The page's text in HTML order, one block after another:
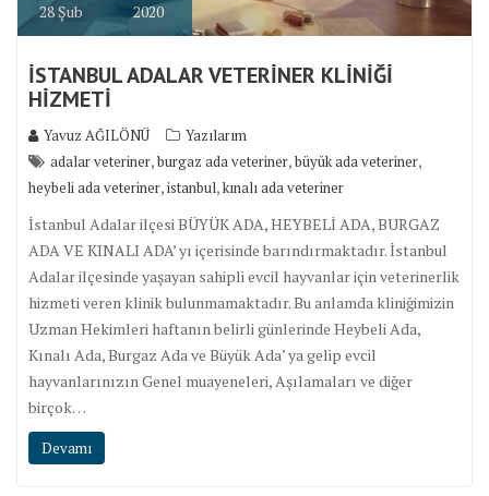
28 Şub 2020
İSTANBUL ADALAR VETERİNER KLİNİĞİ
HİZMETİ
Yavuz AĞILÖNÜ
Yazılarım
adalar veteriner,burgaz ada veteriner,büyük ada veteriner,
heybeli ada veteriner,istanbul,kınalı ada veteriner
İstanbul Adalar ilçesi BÜYÜK ADA, HEYBELİ ADA, BURGAZ
ADA VE KINALI ADA’ yı içerisinde barındırmaktadır. İstanbul
Adalar ilçesinde yaşayan sahipli evcil hayvanlar için veterinerlik
hizmeti veren klinik bulunmamaktadır. Bu anlamda kliniğimizin
Uzman Hekimleri haftanın belirli günlerinde Heybeli Ada,
Kınalı Ada, Burgaz Ada ve Büyük Ada’ ya gelip evcil
hayvanlarınızın Genel muayeneleri, Aşılamaları ve diğer
birçok…
Devamı